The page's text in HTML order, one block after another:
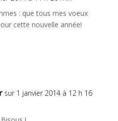
: que tous mes voeux
cette nouvelle année!
sur 1 janvier 2014 à 12 h 16